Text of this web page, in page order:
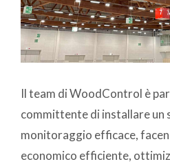
Il team di WoodControl è
committente di installare un
monitoraggio efficace,
economico efficiente,